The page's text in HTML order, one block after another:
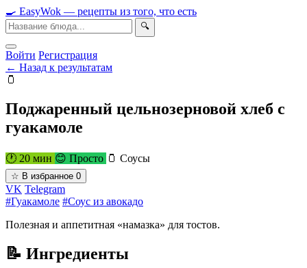
🍳 EasyWok — рецепты из того, что есть
🔍
Войти Регистрация
← Назад к результатам
🫙
Поджаренный цельнозерновой хлеб с
гуакамоле
🕐 20 мин 😊 Просто 🫙 Соусы
☆ В избранное 0
VK Telegram
#Гуакамоле #Соус из авокадо
Полезная и аппетитная «намазка» для тостов.
📝 Ингредиенты